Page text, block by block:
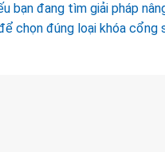
bạn đang tìm giải pháp
chọn đúng loại khóa